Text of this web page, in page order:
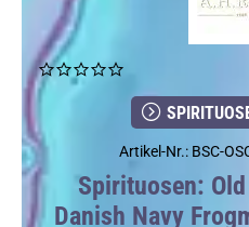
Artikel-Nr.: BSC-
Spirituosen:
Danish Navy